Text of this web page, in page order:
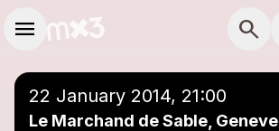
menu search
22 January 2014, 21:00
Le Marchand de Sable, Geneve
Add to a playlist